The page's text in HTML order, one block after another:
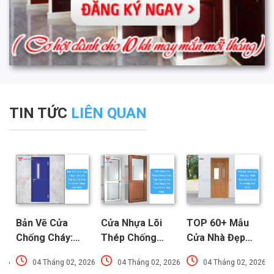
TIN TỨC LIÊN QUAN
Bản Vẽ Cửa
Chống Cháy:
Chi Tiết Cấu
Tạo Và Tiêu
04 Tháng 02, 2026
Cửa Nhựa Lõi
Thép Chống
Cháy: Cấu Tạo
Và Các Tiêu
04 Tháng 02, 2026
TOP 60+ Mẫu
Cửa Nhà Đẹp
Hiện Đại, Sang
Trọng Xu
04 Tháng 02, 2026